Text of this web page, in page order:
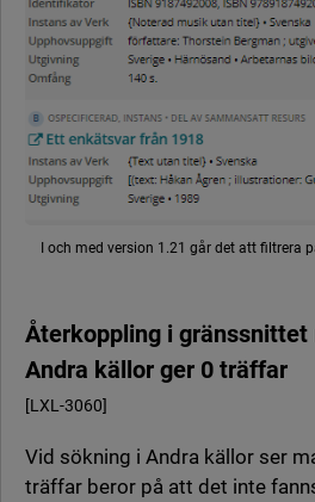
I och med version 1.21 går det att filtrera
Återkoppling i gränssnittet
Andra källor ger 0 träffar
[LXL-3060]
Vid sökning i Andra källor ser
träffar beror på att det inte